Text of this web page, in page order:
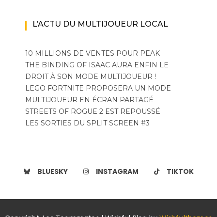
L’ACTU DU MULTIJOUEUR LOCAL
10 MILLIONS DE VENTES POUR PEAK
THE BINDING OF ISAAC AURA ENFIN LE
DROIT À SON MODE MULTIJOUEUR !
LEGO FORTNITE PROPOSERA UN MODE
MULTIJOUEUR EN ÉCRAN PARTAGÉ
STREETS OF ROGUE 2 EST REPOUSSÉ
LES SORTIES DU SPLIT SCREEN #3
BLUESKY INSTAGRAM TIKTOK